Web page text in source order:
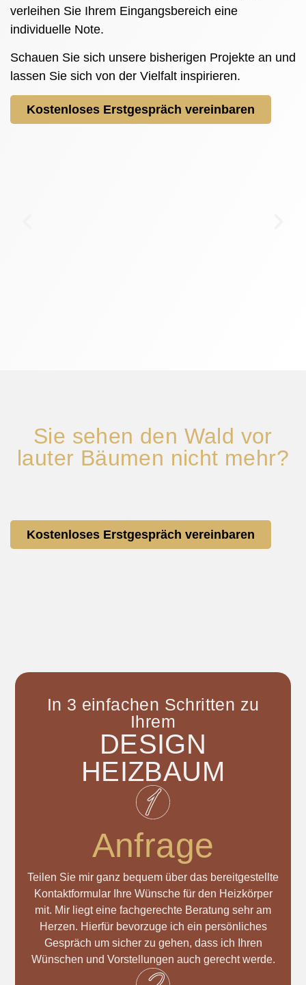
verleihen Sie Ihrem Eingangsbereich eine
individuelle Note.
Schauen Sie sich unsere bisherigen Projekte an und
lassen Sie sich von der Vielfalt inspirieren.
Kostenloses Erstgespräch vereinbaren
Sie sehen den Wald vor
lauter Bäumen nicht mehr?
Kostenloses Erstgespräch vereinbaren
In 3 einfachen Schritten zu
Ihrem
DESIGN
HEIZBAUM
Anfrage
Teilen Sie mir ganz bequem über das bereitgestellte
Kontaktformular Ihre Wünsche für den Heizkörper
mit. Mir liegt eine fachgerechte Beratung sehr am
Herzen. Hierfür bevorzuge ich ein persönliches
Gespräch um sicher zu gehen, dass ich Ihren
Wünschen und Vorstellungen auch gerecht werde.